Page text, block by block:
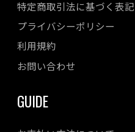
特定商取引法に基づく表記
プライバシーポリシー
利用規約
お問い合わせ
GUIDE